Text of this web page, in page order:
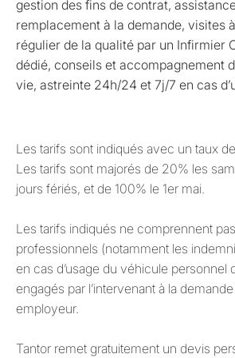
gestion des fins de contrat,
remplacement à la demande, visites
régulier de la qualité par un Infirmier
dédié, conseils et accompagnement
vie, astreinte 24h/24 et 7j/7 en cas
Les tarifs sont indiqués avec un taux
Les tarifs sont majorés de 20% les
jours fériés, et de 100% le 1er mai.
Les tarifs indiqués ne comprennent
professionnels (notamment les
en cas d’usage du véhicule personnel
engagés par l’intervenant à la
employeur.
Tantor remet gratuitement un devis